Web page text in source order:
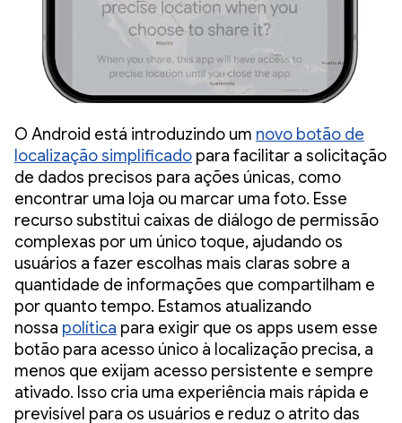
O Android está introduzindo um novo botão de
localização simplificado para facilitar a solicitação
de dados precisos para ações únicas, como
encontrar uma loja ou marcar uma foto. Esse
recurso substitui caixas de diálogo de permissão
complexas por um único toque, ajudando os
usuários a fazer escolhas mais claras sobre a
quantidade de informações que compartilham e
por quanto tempo. Estamos atualizando
nossa política para exigir que os apps usem esse
botão para acesso único à localização precisa, a
menos que exijam acesso persistente e sempre
ativado. Isso cria uma experiência mais rápida e
previsível para os usuários e reduz o atrito das